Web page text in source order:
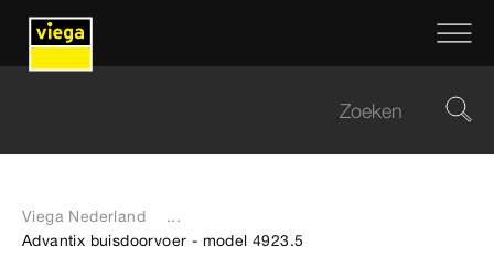
Viega Nederland
...
Advantix buisdoorvoer - model 4923.5